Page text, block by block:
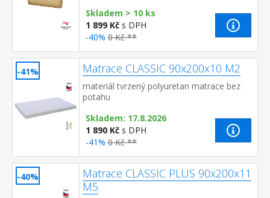
Skladem > 10 ks
1 899 Kč s DPH
-40% 0 Kč **
-41% Matrace CLASSIC 90x200x10 M2
materiál tvrzený polyuretan matrace bez
potahu
Skladem: 17.8.2026
1 890 Kč s DPH
-41% 0 Kč **
-40%
Matrace CLASSIC PLUS 90x200x11
M5